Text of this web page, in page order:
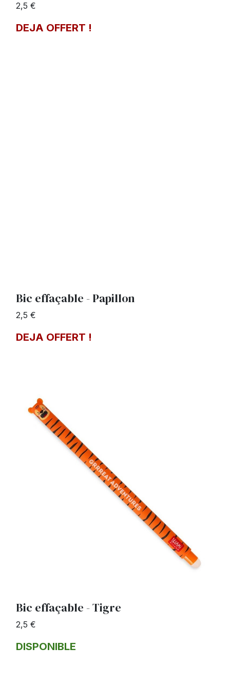
2,5 €
DEJA OFFERT !
Bic effaçable - Papillon
2,5 €
DEJA OFFERT !
Bic effaçable - Tigre
2,5 €
DISPONIBLE